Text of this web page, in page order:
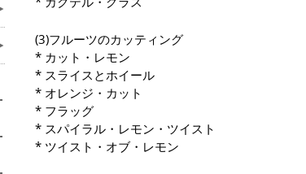
(3)フルーツのカッティング
* カット・レモン
* スライスとホイール
* オレンジ・カット
* フラッグ
* スパイラル・レモン・ツイスト
* ツイスト・オブ・レモン